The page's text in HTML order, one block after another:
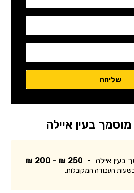
בעין איילה
בעין איילה 250 ₪ - 200 ₪
העבודה המקובלות.